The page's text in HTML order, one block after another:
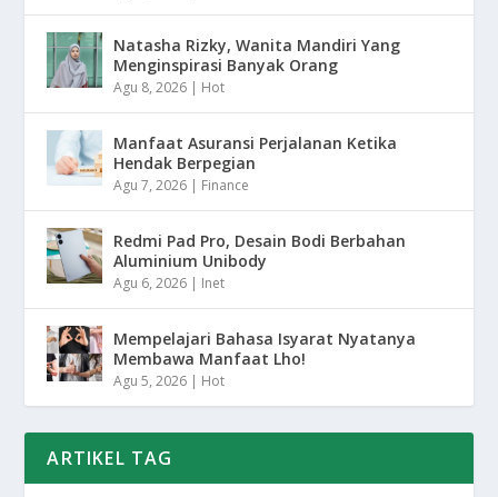
Natasha Rizky, Wanita Mandiri Yang
Menginspirasi Banyak Orang
Agu 8, 2026 | Hot
Manfaat Asuransi Perjalanan Ketika
Hendak Berpegian
Agu 7, 2026 | Finance
Redmi Pad Pro, Desain Bodi Berbahan
Aluminium Unibody
Agu 6, 2026 | Inet
Mempelajari Bahasa Isyarat Nyatanya
Membawa Manfaat Lho!
Agu 5, 2026 | Hot
ARTIKEL TAG